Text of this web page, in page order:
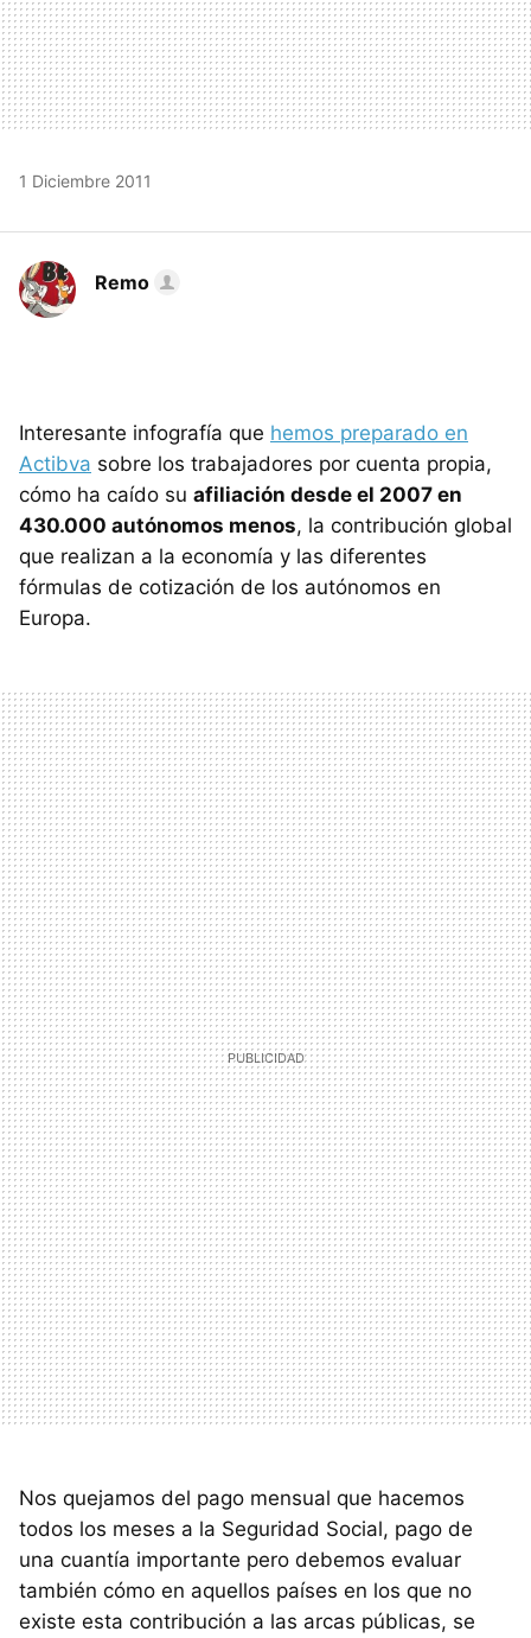
1 Diciembre 2011
Remo
Interesante infografía que hemos preparado en
Actibva sobre los trabajadores por cuenta propia,
cómo ha caído su afiliación desde el 2007 en
430.000 autónomos menos, la contribución global
que realizan a la economía y las diferentes
fórmulas de cotización de los autónomos en
Europa.
Nos quejamos del pago mensual que hacemos
todos los meses a la Seguridad Social, pago de
una cuantía importante pero debemos evaluar
también cómo en aquellos países en los que no
existe esta contribución a las arcas públicas, se